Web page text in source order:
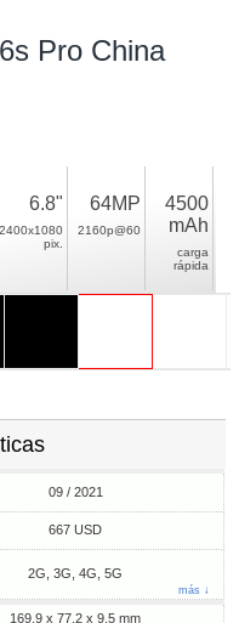
Pro China
6.8"
2400x1080
pix.
64MP
2160p@60
4500
mAh
carga
rápida
09 / 2021
667 USD
2G, 3G, 4G, 5G
más ↓
169.9 x 77.2 x 9.5 mm